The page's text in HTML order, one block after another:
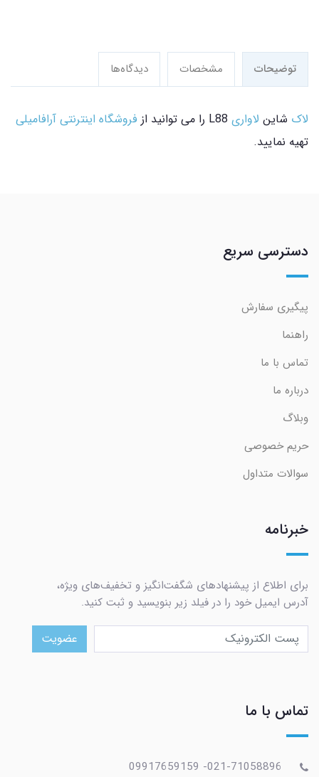
توضیحات مشخصات دیدگاه‌ها
لاک شاین لاواری
فروشگاه اینترنتی آرافامیلی
تهیه نمایید.
دسترسی سریع
پیگیری سفارش
راهنما
تماس با ما
درباره ما
وبلاگ
حریم خصوصی
سوالات متداول
خبرنامه
برای اطلاع از پیشنهادهای شگفت‌انگیز و تخفیف‌های ویژه،
آدرس ایمیل خود را در فیلد زیر بنویسید و ثبت کنید.
عضویت
تماس با ما